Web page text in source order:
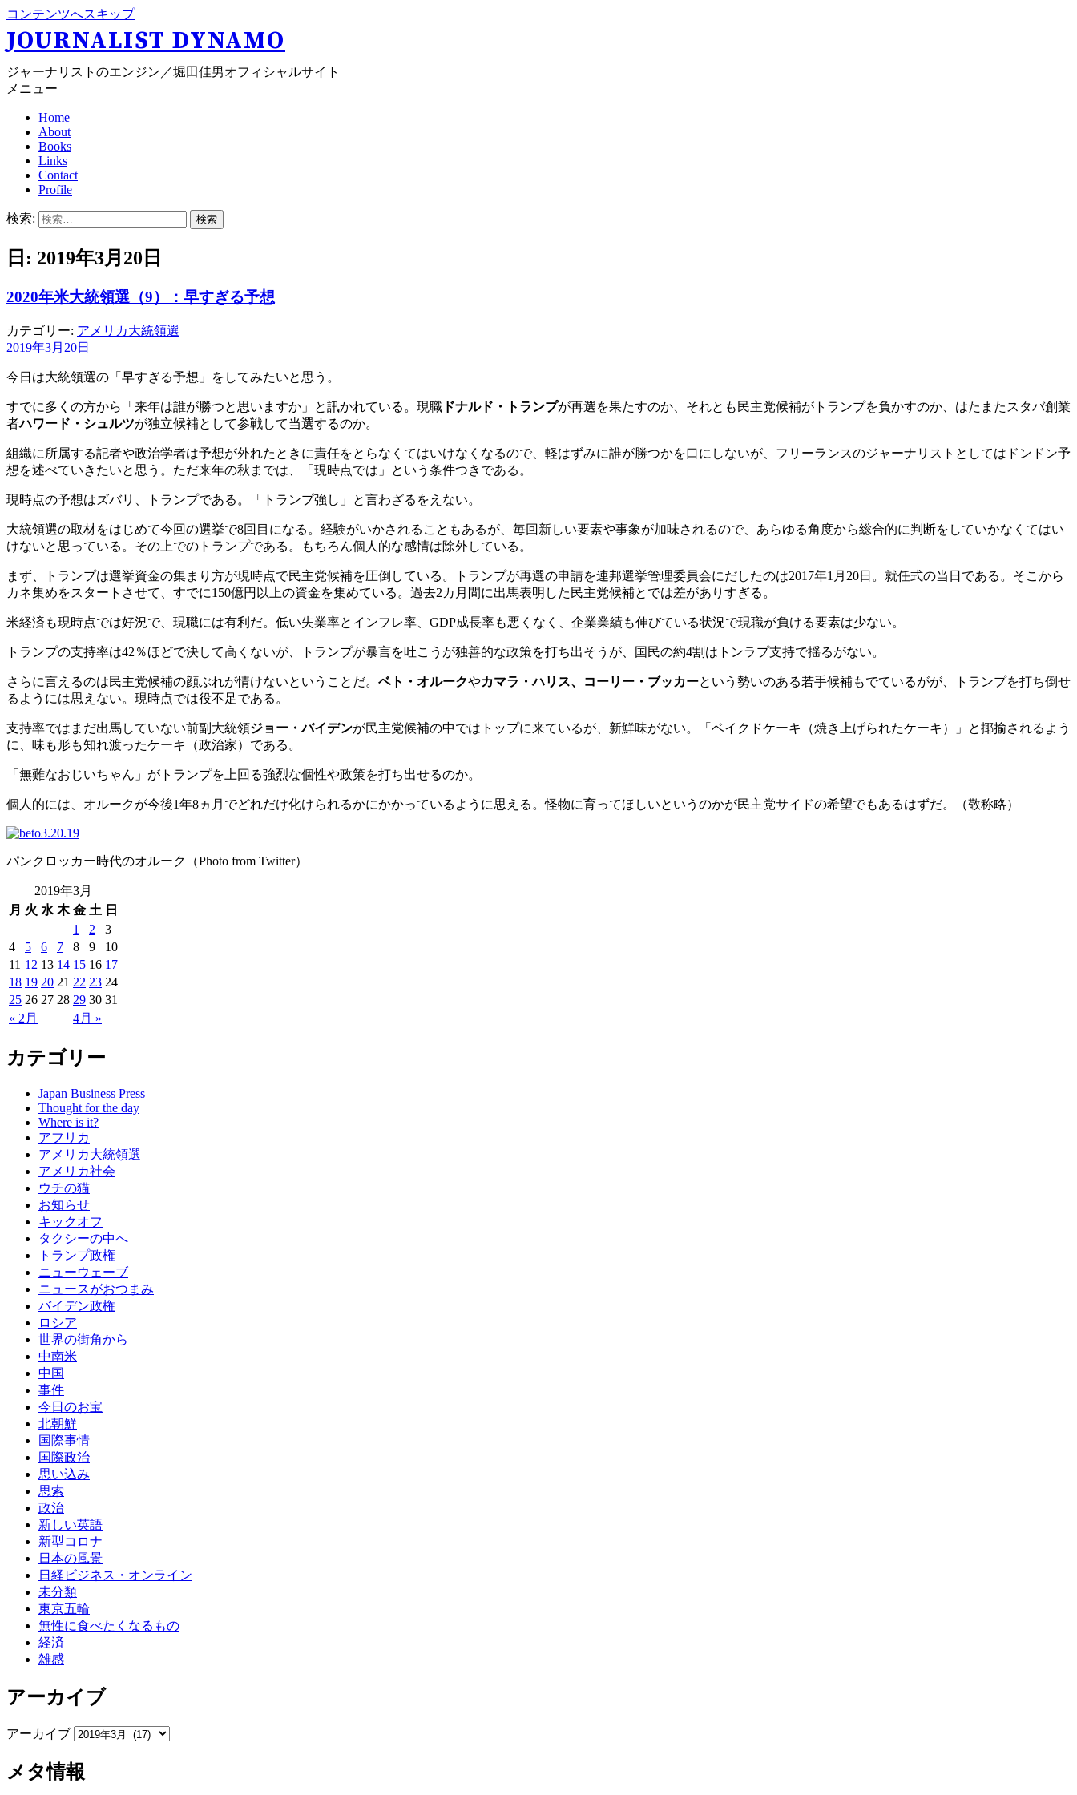
コンテンツへスキップ
JOURNALIST DYNAMO
ジャーナリストのエンジン／堀田佳男オフィシャルサイト
メニュー
Home
About
Books
Links
Contact
Profile
検索:
日: 2019年3月20日
2020年米大統領選（9）：早すぎる予想
カテゴリー: アメリカ大統領選
2019年3月20日
今日は大統領選の「早すぎる予想」をしてみたいと思う。
すでに多くの方から「来年は誰が勝つと思いますか」と訊かれている。現職 ドナルド・トランプが再選を果たすのか、それとも民主党候補がトランプを負かすのか、はたまたスタバ創業
者ハワード・シュルツが独立候補として参戦して当選するのか。
組織に所属する記者や政治学者は予想が外れたときに責任をとらなくてはいけなくなるので、軽はずみに誰が勝つかを口にしないが、フリーランスのジャーナリストとしてはドンドン予
想を述べていきたいと思う。ただ来年の秋までは、「現時点では」という条件つきである。
現時点の予想はズバリ、トランプである。「トランプ強し」と言わざるをえない。
大統領選の取材をはじめて今回の選挙で8回目になる。経験がいかされることもあるが、毎回新しい要素や事象が加味されるので、あらゆる角度から総合的に判断をしていかなくてはい
けないと思っている。その上でのトランプである。もちろん個人的な感情は除外している。
まず、トランプは選挙資金の集まり方が現時点で民主党候補を圧倒している。トランプが再選の申請を連邦選挙管理委員会にだしたのは2017年1月20日。就任式の当日である。そこから
カネ集めをスタートさせて、すでに150億円以上の資金を集めている。過去2カ月間に出馬表明した民主党候補とでは差がありすぎる。
米経済も現時点では好況で、現職には有利だ。低い失業率とインフレ率、GDP成長率も悪くなく、企業業績も伸びている状況で現職が負ける要素は少ない。
トランプの支持率は42％ほどで決して高くないが、トランプが暴言を吐こうが独善的な政策を打ち出そうが、国民の約4割はトンラプ支持で揺るがない。
さらに言えるのは民主党候補の顔ぶれが情けないということだ。 ベト・オルークやカマラ・ハリス、コーリー・ブッカーという勢いのある若手候補もでているがが、トランプを打ち倒せ
るようには思えない。現時点では役不足である。
支持率ではまだ出馬していない前副大統領ジョー・バイデンが民主党候補の中ではトップに来ているが、新鮮味がない。「ベイクドケーキ（焼き上げられたケーキ）」と揶揄されるよう
に、味も形も知れ渡ったケーキ（政治家）である。
「無難なおじいちゃん」がトランプを上回る強烈な個性や政策を打ち出せるのか。
個人的には、オルークが今後1年8ヵ月でどれだけ化けられるかにかかっているように思える。怪物に育ってほしいというのかが民主党サイドの希望でもあるはずだ。（敬称略）
パンクロッカー時代のオルーク（Photo from Twitter）
2019年3月
月 火 水 木 金 土 日
« 2月 4月 »
1 2
3
4
5 6 7 8 9
10
11 12 13 14 15 16 17
18 19 20 21 22 23 24
25 26 27 28 29 30 31
カテゴリー
Japan Business Press
Thought for the day
Where is it?
アフリカ
アメリカ大統領選
アメリカ社会
ウチの猫
お知らせ
キックオフ
タクシーの中へ
トランプ政権
ニューウェーブ
ニュースがおつまみ
バイデン政権
ロシア
世界の街角から
中南米
中国
事件
今日のお宝
北朝鮮
国際事情
国際政治
思い込み
思索
政治
新しい英語
新型コロナ
日本の風景
日経ビジネス・オンライン
未分類
東京五輪
無性に食べたくなるもの
経済
雑感
アーカイブ
アーカイブ
メタ情報